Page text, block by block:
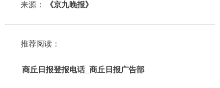
来源： 《京九晚报》
推荐阅读：
商丘日报登报电话_商丘日报广告部